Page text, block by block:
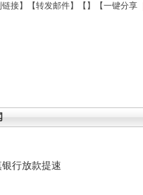
链接】【转发邮件】【 】 【一键分享
行放款提速